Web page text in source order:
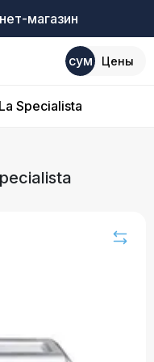
магазин
сум Цены
Specialista